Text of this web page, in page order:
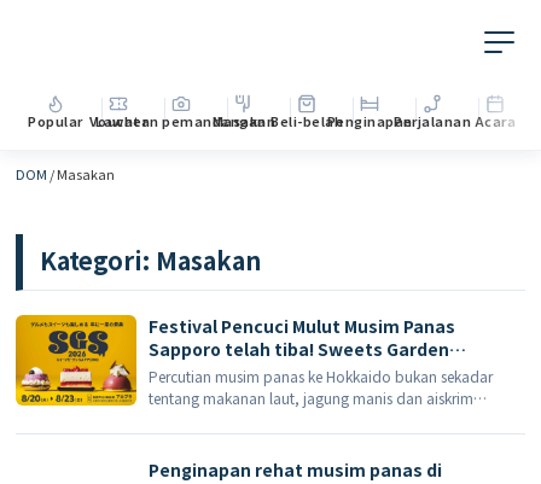
Popular Voucher
Lawatan pemandangan
MasakanBeli-belahPenginapanPerjalanan Acara
DOM /Masakan
Kategori: Masakan
Festival Pencuci Mulut Musim Panas
Sapporo telah tiba! Sweets Garden
SAPPORO 2026 menghimpunkan rekod 50
kek kerjasama.
Percutian musim panas ke Hokkaido bukan sekadar
tentang makanan laut, jagung manis dan aiskrim
terdapat juga acara yang sangat berbaloi untuk
dimasukkan ke dalam itinerari Sapporo anda. Kebun
Penginapan rehat musim panas di